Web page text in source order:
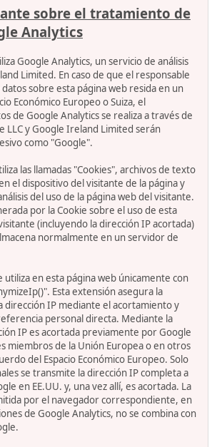
sobre el tratamiento de
Analytics
Google Analytics, un servicio de análisis
Limited. En caso de que el responsable
sobre esta página web resida en un
Económico Europeo o Suiza, el
de Google Analytics se realiza a través de
LLC y Google Ireland Limited serán
como "Google".
las llamadas "Cookies", archivos de texto
el dispositivo del visitante de la página y
del uso de la página web del visitante.
por la Cookie sobre el uso de esta
(incluyendo la dirección IP acortada)
normalmente en un servidor de
utiliza en esta página web únicamente con
Esta extensión asegura la
dirección IP mediante el acortamiento y
personal directa. Mediante la
IP es acortada previamente por Google
miembros de la Unión Europea o en otros
del Espacio Económico Europeo. Solo
se transmite la dirección IP completa a
en EE.UU. y, una vez allí, es acortada. La
por el navegador correspondiente, en
de Google Analytics, no se combina con